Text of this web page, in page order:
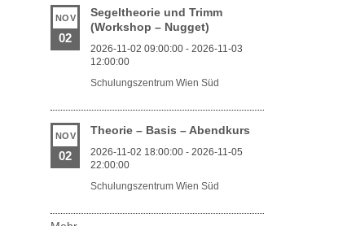
NOV
02
Segeltheorie und Trimm
(Workshop – Nugget)
2026-11-02 09:00:00 - 2026-11-03
12:00:00
Schulungszentrum Wien Süd
NOV
02
Theorie – Basis – Abendkurs
2026-11-02 18:00:00 - 2026-11-05
22:00:00
Schulungszentrum Wien Süd